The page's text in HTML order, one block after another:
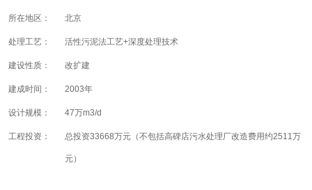
工业废水回用
政策法规
所在地区： 北京
处理工艺： 活性污泥法工艺+深度处理技术
建设性质： 改扩建
建成时间： 2003年
设计规模： 47万m3/d
工程投资： 总投资33668万元（不包括高碑店污水处理厂改造费用约2511万
元）